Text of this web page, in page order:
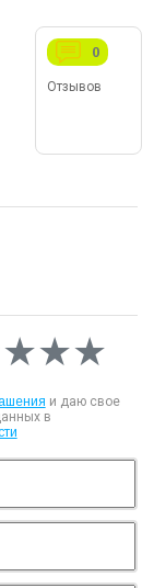
Отзывов
0
и даю свое
в